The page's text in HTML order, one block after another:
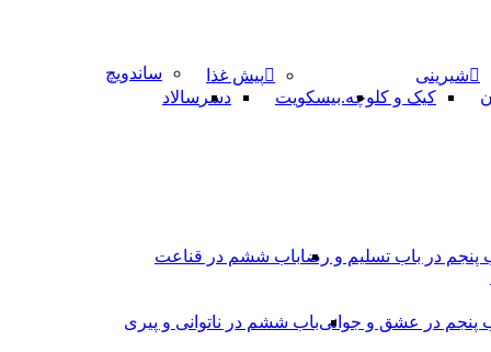
شیرینی
کیک و کلوچه.بیسکویت
پیش غذا
دسر سالاد
ساندویچ
پنجم در باب تسلیم و رضاباب ششم در قناعت
پنجم در عشق و جوانىباب ششم در ناتوانى و پیرى